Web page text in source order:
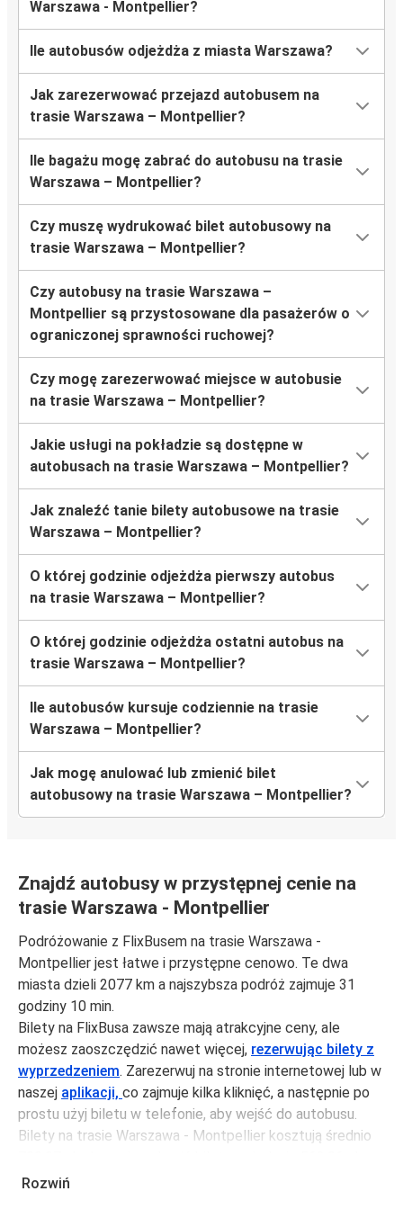
Warszawa - Montpellier?
Ile autobusów odjeżdża z miasta Warszawa?
Jak zarezerwować przejazd autobusem na
trasie Warszawa – Montpellier?
Ile bagażu mogę zabrać do autobusu na trasie
Warszawa – Montpellier?
Czy muszę wydrukować bilet autobusowy na
trasie Warszawa – Montpellier?
Czy autobusy na trasie Warszawa –
Montpellier są przystosowane dla pasażerów o
ograniczonej sprawności ruchowej?
Czy mogę zarezerwować miejsce w autobusie
na trasie Warszawa – Montpellier?
Jakie usługi na pokładzie są dostępne w
autobusach na trasie Warszawa – Montpellier?
Jak znaleźć tanie bilety autobusowe na trasie
Warszawa – Montpellier?
O której godzinie odjeżdża pierwszy autobus
na trasie Warszawa – Montpellier?
O której godzinie odjeżdża ostatni autobus na
trasie Warszawa – Montpellier?
Ile autobusów kursuje codziennie na trasie
Warszawa – Montpellier?
Jak mogę anulować lub zmienić bilet
autobusowy na trasie Warszawa – Montpellier?
Znajdź autobusy w przystępnej cenie na
trasie Warszawa - Montpellier
Podróżowanie z FlixBusem na trasie Warszawa -
Montpellier jest łatwe i przystępne cenowo. Te dwa
miasta dzieli 2077 km a najszybsza podróż zajmuje 31
godziny 10 min.
Bilety na FlixBusa zawsze mają atrakcyjne ceny, ale
możesz zaoszczędzić nawet więcej, rezerwując bilety z
wyprzedzeniem. Zarezerwuj na stronie internetowej lub w
naszej aplikacji, co zajmuje kilka kliknięć, a następnie po
prostu użyj biletu w telefonie, aby wejść do autobusu.
Bilety na trasie Warszawa - Montpellier kosztują średnio
jeśli zarezerwujesz z wyprzedzeniem lub w dni robocze,
Rozwiń